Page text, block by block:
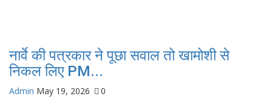
नार्वे की पत्रकार ने पूछा सवाल तो खामोशी से
निकल लिए PM...
Admin May 19, 2026
0